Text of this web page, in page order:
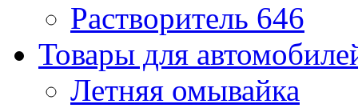
Растворитель 646
Товары для
Летняя омывайка